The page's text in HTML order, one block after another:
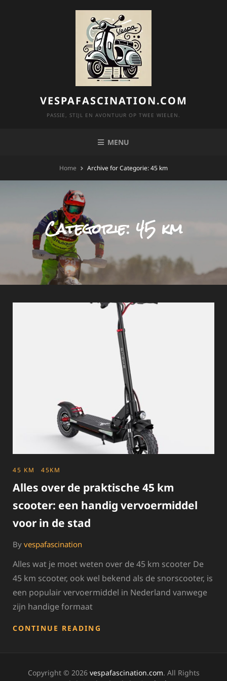
VESPAFASCINATION.COM
PASSIE, STIJL EN AVONTUUR OP TWEE WIELEN.
MENU
Home Archive forCategorie:45 km
Categorie: 45 km
CATEGORIES
45 KM 45KM
Alles over de praktische 45 km
scooter: een handig vervoermiddel
voor in de stad
By vespafascination
Alles wat je moet weten over de 45 km scooter De
45 km scooter, ook wel bekend als de snorscooter, is
een populair vervoermiddel in Nederland vanwege
zijn handige formaat
CONTINUE READING
45
KM
Copyright © 2026 vespafascination.com. All Rights